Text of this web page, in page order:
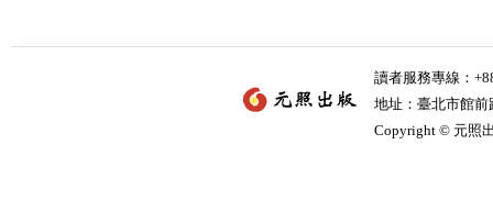
讀者服務專線：
地址：臺北市館
Copyright © 元照